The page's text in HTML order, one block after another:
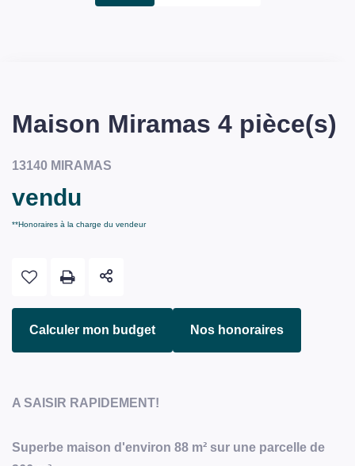
Maison Miramas 4 pièce(s)
13140 MIRAMAS
vendu
**Honoraires à la charge du vendeur
Calculer mon budget Nos honoraires
A SAISIR RAPIDEMENT!
Superbe maison d'environ 88 m² sur une parcelle de